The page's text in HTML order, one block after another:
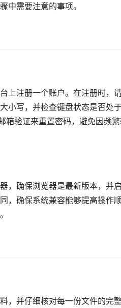
中需要注意的事项。
注册一个账户。在注册时，
小写，并检查键盘状态是否处
箱验证来重置密码，避免因频
，确保浏览器是最新版本，
，确保系统兼容能够提高操作
，并仔细核对每一份文件的完